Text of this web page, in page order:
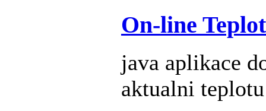
On-line
java aplikace
aktualni